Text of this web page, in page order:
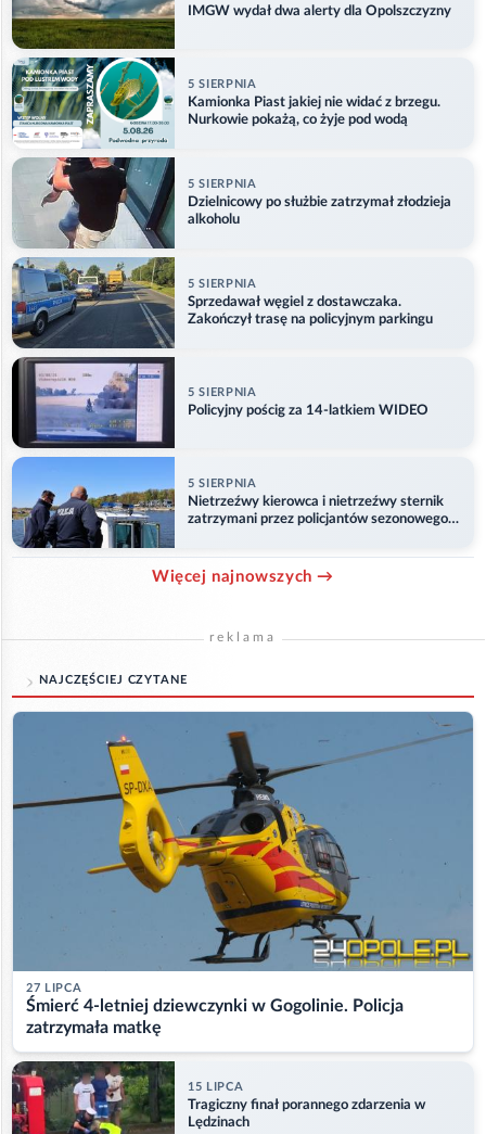
IMGW wydał dwa alerty dla Opolszczyzny
5 SIERPNIA
Kamionka Piast jakiej nie widać z brzegu.
Nurkowie pokażą, co żyje pod wodą
5 SIERPNIA
Dzielnicowy po służbie zatrzymał złodzieja
alkoholu
5 SIERPNIA
Sprzedawał węgiel z dostawczaka.
Zakończył trasę na policyjnym parkingu
5 SIERPNIA
Policyjny pościg za 14-latkiem WIDEO
5 SIERPNIA
Nietrzeźwy kierowca i nietrzeźwy sternik
zatrzymani przez policjantów sezonowego
Więcej najnowszych →
reklama
NAJCZĘŚCIEJ CZYTANE
27 LIPCA
Śmierć 4-letniej dziewczynki w Gogolinie. Policja
zatrzymała matkę
15 LIPCA
Tragiczny finał porannego zdarzenia w
Lędzinach